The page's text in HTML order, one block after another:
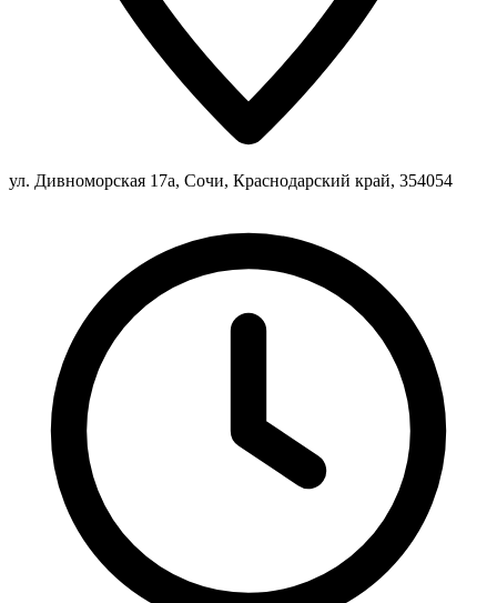
ул. Дивноморская 17а, Сочи, Краснодарский край, 354054